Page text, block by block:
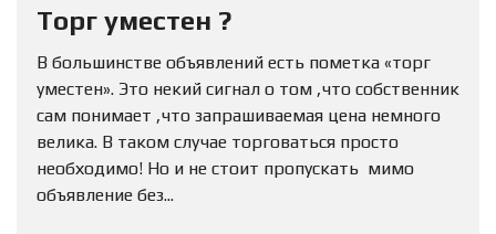
Торг уместен ?
В большинстве объявлений есть пометка «торг
уместен». Это некий сигнал о том ,что собственник
сам понимает ,что запрашиваемая цена немного
велика. В таком случае торговаться просто
необходимо! Но и не стоит пропускать мимо
объявление без...